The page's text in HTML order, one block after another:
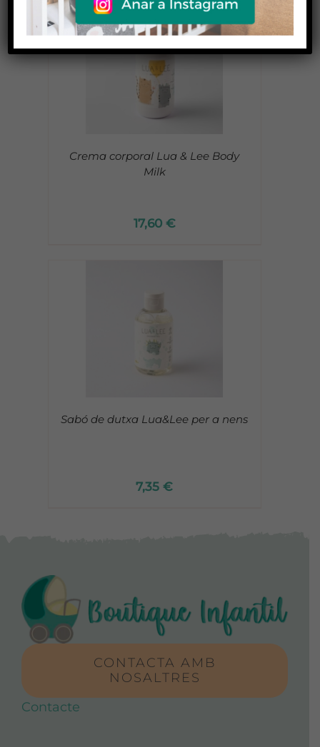
Crema corporal Lua & Lee Body
Milk
17,60 €
Sabó de dutxa Lua&Lee per a nens
7,35€
CONTACTA AMB
NOSALTRES
Contacte